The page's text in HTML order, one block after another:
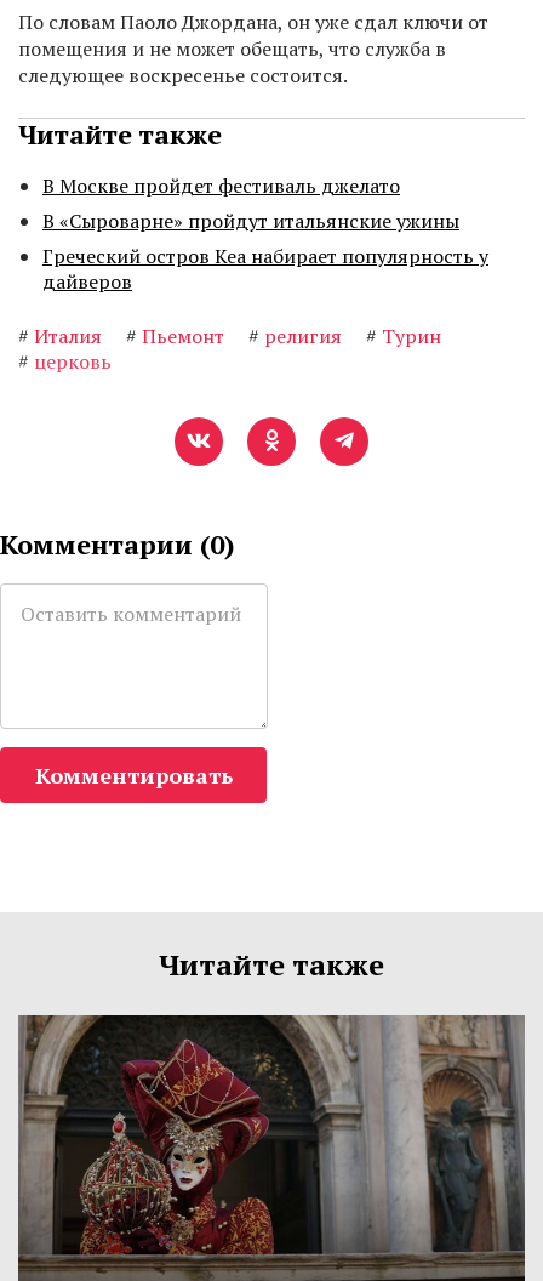
По словам Паоло Джордана, он уже сдал ключи от
помещения и не может обещать, что служба в
следующее воскресенье состоится.
Читайте также
В Москве пройдет фестиваль джелато
В «Сыроварне» пройдут итальянские ужины
Греческий остров Кеа набирает популярность у
дайверов
# Италия # Пьемонт # религия # Турин
# церковь
Комментарии (0)
Комментировать
Читайте также